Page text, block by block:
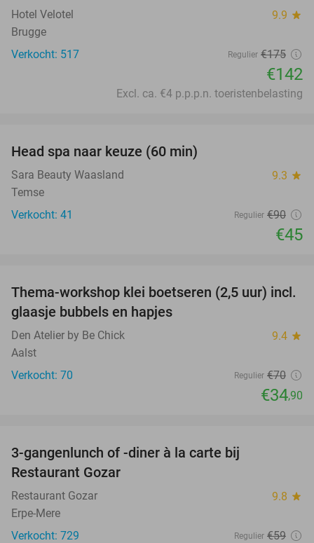
Hotel Velotel 9.9 star
Brugge
Verkocht: 517
Regulier €175
€142
Excl. ca. €4 p.p.p.n. toeristenbelasting
Head spa naar keuze (60 min)
Sara Beauty Waasland 9.3 star
Temse
Verkocht: 41
Regulier €90
€45
50%
Thema-workshop klei boetseren (2,5 uur) incl.
glaasje bubbels en hapjes
Den Atelier by Be Chick 9.4 star
Aalst
Verkocht: 70
Regulier €70
€34,90
3-gangenlunch of -diner à la carte bij
Restaurant Gozar
Restaurant Gozar 9.8 star
Erpe-Mere
Verkocht: 729
Regulier €59